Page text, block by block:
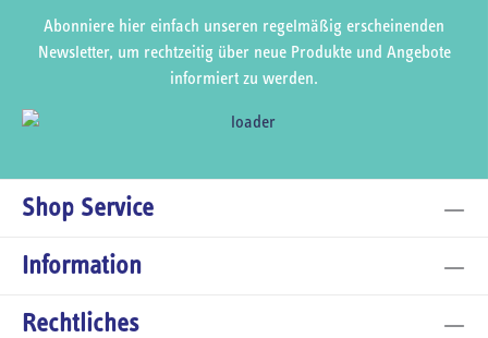
Abonniere hier einfach unseren regelmäßig erscheinenden
Newsletter, um rechtzeitig über neue Produkte und Angebote
informiert zu werden.
Shop Service
Information
Rechtliches